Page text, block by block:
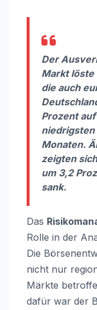
Der
Markt löste
die auch
Prozent
niedrigsten
Monaten.
zeigten
um 3,2
sank.
Das
Rolle in der
Die
nicht nur
Märkte
dafür war der